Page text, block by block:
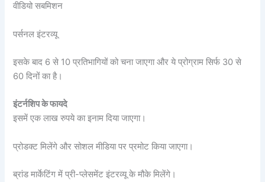
वीडियो सबमिशन
पर्सनल इंटरव्यू
इसके बाद 6 से 10 प्रतिभागियों को चना जाएगा और ये प्रोग्राम सिर्फ 30 से
60 दिनों का है।
इंटर्नशिप के फायदे
इसमें एक लाख रुपये का इनाम दिया जाएगा।
प्रोडक्ट मिलेंगे और सोशल मीडिया पर प्रमोट किया जाएगा।
ब्रांड मार्केटिंग में प्री-प्लेसमेंट इंटरव्यू के मौके मिलेंगे।